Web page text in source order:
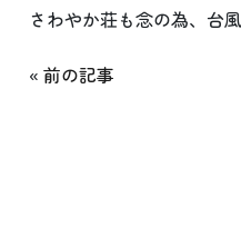
さわやか荘も念の為、台
«前の記事